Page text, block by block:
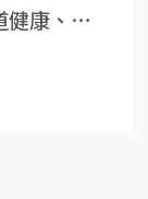
健康、⋯